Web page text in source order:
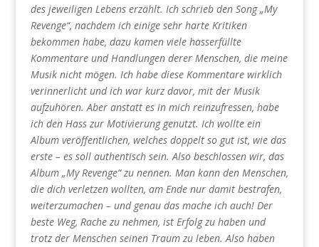
des jeweiligen Lebens erzählt. Ich schrieb den Song „My
Revenge“, nachdem ich einige sehr harte Kritiken
bekommen habe, dazu kamen viele hasserfüllte
Kommentare und Handlungen derer Menschen, die meine
Musik nicht mögen. Ich habe diese Kommentare wirklich
verinnerlicht und ich war kurz davor, mit der Musik
aufzuhören. Aber anstatt es in mich reinzufressen, habe
ich den Hass zur Motivierung genutzt. Ich wollte ein
Album veröffentlichen, welches doppelt so gut ist, wie das
erste – es soll authentisch sein. Also beschlossen wir, das
Album „My Revenge“ zu nennen. Man kann den Menschen,
die dich verletzen wollten, am Ende nur damit bestrafen,
weiterzumachen – und genau das mache ich auch! Der
beste Weg, Rache zu nehmen, ist Erfolg zu haben und
trotz der Menschen seinen Traum zu leben. Also haben